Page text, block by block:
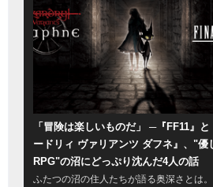
「冒険は楽しいものだ」 ─『FF11』
ードリィ ヴァリアンツ ダフネ』、"優
RPG"の沼にどっぷり沈んだ4人の話
ふたつの沼の住人たちが語る奥深さとは。